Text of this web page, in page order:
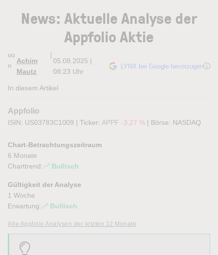
News: Aktuelle Analyse der
Appfolio Aktie
vo
n
Achim
Mautz
|
05.08.2025 |
08:23 Uhr
LYNX bei Google bevorzugen
In diesem Artikel
Appfolio
ISIN: US03783C1009 | Ticker: APPF -3,27 % | Börse: NASDAQ
Chart-Betrachtungszeitraum
6 Monate
Charttrend:
Bullisch
Gültigkeit der Analyse
1 Woche
Erwartung:
Bullisch
Alle Appfolio Analysen der letzten 12 Monate